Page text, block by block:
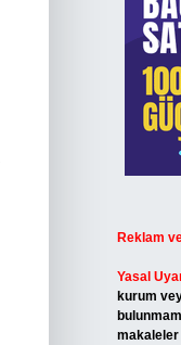
Reklam
Yasal
kurum
makaleler